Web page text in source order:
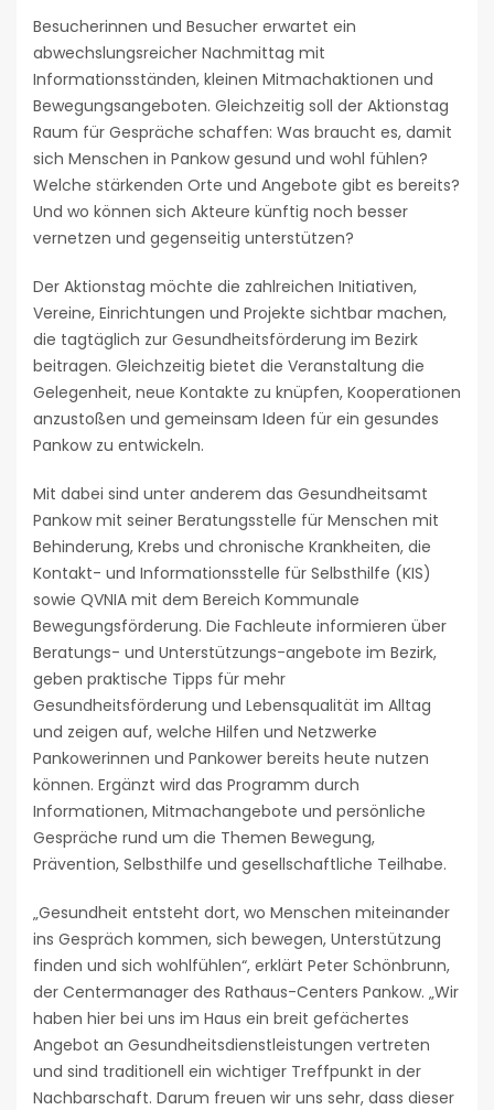
Besucherinnen und Besucher erwartet ein
abwechslungsreicher Nachmittag mit
Informationsständen, kleinen Mitmachaktionen und
Bewegungsangeboten. Gleichzeitig soll der Aktionstag
Raum für Gespräche schaffen: Was braucht es, damit
sich Menschen in Pankow gesund und wohl fühlen?
Welche stärkenden Orte und Angebote gibt es bereits?
Und wo können sich Akteure künftig noch besser
vernetzen und gegenseitig unterstützen?
Der Aktionstag möchte die zahlreichen Initiativen,
Vereine, Einrichtungen und Projekte sichtbar machen,
die tagtäglich zur Gesundheitsförderung im Bezirk
beitragen. Gleichzeitig bietet die Veranstaltung die
Gelegenheit, neue Kontakte zu knüpfen, Kooperationen
anzustoßen und gemeinsam Ideen für ein gesundes
Pankow zu entwickeln.
Mit dabei sind unter anderem das Gesundheitsamt
Pankow mit seiner Beratungsstelle für Menschen mit
Behinderung, Krebs und chronische Krankheiten, die
Kontakt- und Informationsstelle für Selbsthilfe (KIS)
sowie QVNIA mit dem Bereich Kommunale
Bewegungsförderung. Die Fachleute informieren über
Beratungs- und Unterstützungs-angebote im Bezirk,
geben praktische Tipps für mehr
Gesundheitsförderung und Lebensqualität im Alltag
und zeigen auf, welche Hilfen und Netzwerke
Pankowerinnen und Pankower bereits heute nutzen
können. Ergänzt wird das Programm durch
Informationen, Mitmachangebote und persönliche
Gespräche rund um die Themen Bewegung,
Prävention, Selbsthilfe und gesellschaftliche Teilhabe.
„Gesundheit entsteht dort, wo Menschen miteinander
ins Gespräch kommen, sich bewegen, Unterstützung
finden und sich wohlfühlen“, erklärt Peter Schönbrunn,
der Centermanager des Rathaus-Centers Pankow. „Wir
haben hier bei uns im Haus ein breit gefächertes
Angebot an Gesundheitsdienstleistungen vertreten
und sind traditionell ein wichtiger Treffpunkt in der
Nachbarschaft. Darum freuen wir uns sehr, dass dieser